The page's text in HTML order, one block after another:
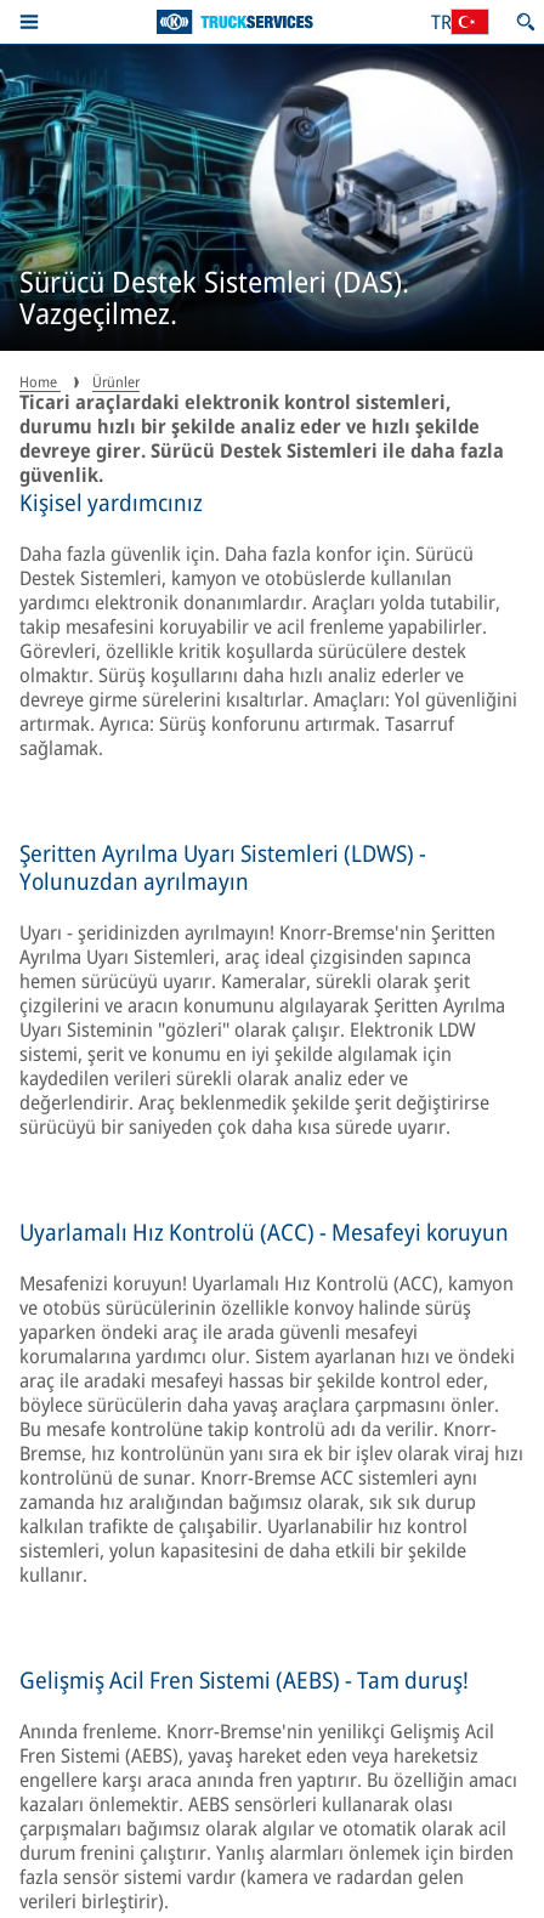
TR
Sürücü Destek Sistemleri (DAS).
Vazgeçilmez.
Home Ürünler
Ticari araçlardaki elektronik kontrol sistemleri,
durumu hızlı bir şekilde analiz eder ve hızlı şekilde
devreye girer. Sürücü Destek Sistemleri ile daha fazla
güvenlik.
Kişisel yardımcınız
Daha fazla güvenlik için. Daha fazla konfor için. Sürücü
Destek Sistemleri, kamyon ve otobüslerde kullanılan
yardımcı elektronik donanımlardır. Araçları yolda tutabilir,
takip mesafesini koruyabilir ve acil frenleme yapabilirler.
Görevleri, özellikle kritik koşullarda sürücülere destek
olmaktır. Sürüş koşullarını daha hızlı analiz ederler ve
devreye girme sürelerini kısaltırlar. Amaçları: Yol güvenliğini
artırmak. Ayrıca: Sürüş konforunu artırmak. Tasarruf
sağlamak.
Şeritten Ayrılma Uyarı Sistemleri (LDWS) -
Yolunuzdan ayrılmayın
Uyarı - şeridinizden ayrılmayın! Knorr-Bremse'nin Şeritten
Ayrılma Uyarı Sistemleri, araç ideal çizgisinden sapınca
hemen sürücüyü uyarır. Kameralar, sürekli olarak şerit
çizgilerini ve aracın konumunu algılayarak Şeritten Ayrılma
Uyarı Sisteminin "gözleri" olarak çalışır. Elektronik LDW
sistemi, şerit ve konumu en iyi şekilde algılamak için
kaydedilen verileri sürekli olarak analiz eder ve
değerlendirir. Araç beklenmedik şekilde şerit değiştirirse
sürücüyü bir saniyeden çok daha kısa sürede uyarır.
Uyarlamalı Hız Kontrolü (ACC) - Mesafeyi koruyun
Mesafenizi koruyun! Uyarlamalı Hız Kontrolü (ACC), kamyon
ve otobüs sürücülerinin özellikle konvoy halinde sürüş
yaparken öndeki araç ile arada güvenli mesafeyi
korumalarına yardımcı olur. Sistem ayarlanan hızı ve öndeki
araç ile aradaki mesafeyi hassas bir şekilde kontrol eder,
böylece sürücülerin daha yavaş araçlara çarpmasını önler.
Bu mesafe kontrolüne takip kontrolü adı da verilir. Knorr-
Bremse, hız kontrolünün yanı sıra ek bir işlev olarak viraj hızı
kontrolünü de sunar. Knorr-Bremse ACC sistemleri aynı
zamanda hız aralığından bağımsız olarak, sık sık durup
kalkılan trafikte de çalışabilir. Uyarlanabilir hız kontrol
sistemleri, yolun kapasitesini de daha etkili bir şekilde
kullanır.
Gelişmiş Acil Fren Sistemi (AEBS) - Tam duruş!
Anında frenleme. Knorr-Bremse'nin yenilikçi Gelişmiş Acil
Fren Sistemi (AEBS), yavaş hareket eden veya hareketsiz
engellere karşı araca anında fren yaptırır. Bu özelliğin amacı
kazaları önlemektir. AEBS sensörleri kullanarak olası
çarpışmaları bağımsız olarak algılar ve otomatik olarak acil
durum frenini çalıştırır. Yanlış alarmları önlemek için birden
fazla sensör sistemi vardır (kamera ve radardan gelen
verileri birleştirir).